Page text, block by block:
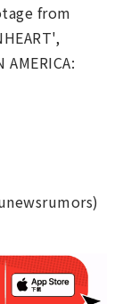
from